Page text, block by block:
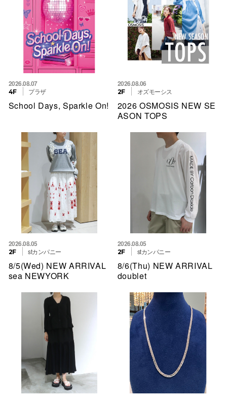
2026.08.07
4F プラザ
School Days, Sparkle On!
2026.08.06
2F オズモーシス
2026 OSMOSIS NEW SE
ASON TOPS
2026.08.05
2F stカンパニー
8/5(Wed) NEW ARRIVAL
sea NEWYORK
2026.08.05
2F stカンパニー
8/6(Thu) NEW ARRIVAL
doublet